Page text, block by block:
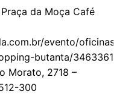
da Moça Café
evento/oficinas-
butanta/3463361
Morato, 2718 –
300